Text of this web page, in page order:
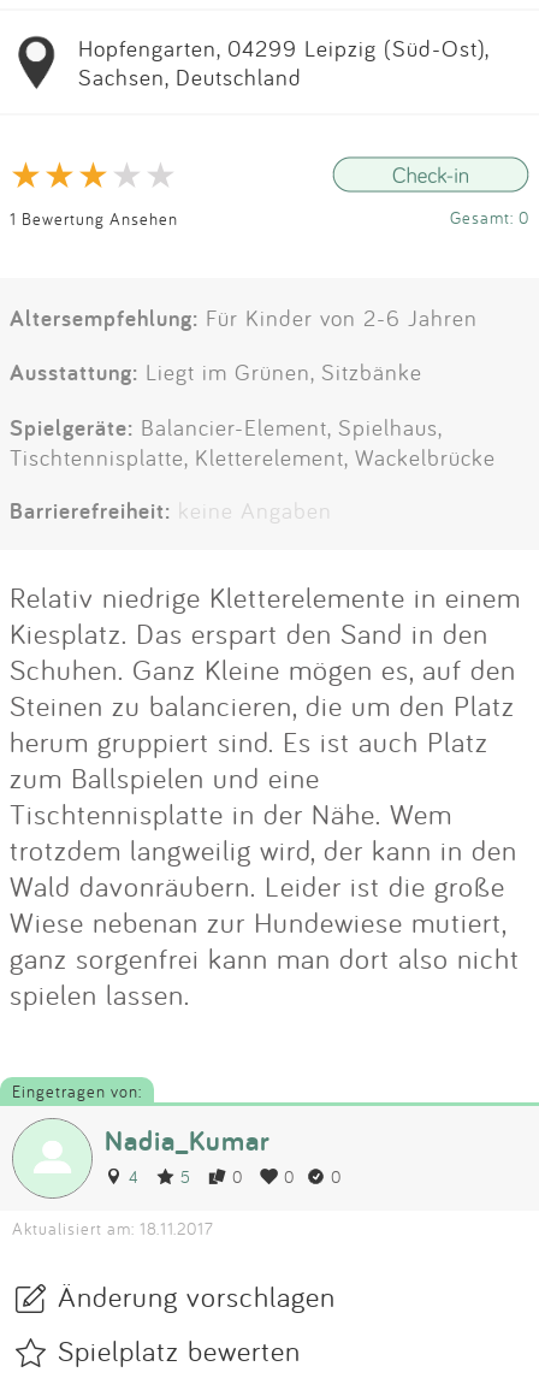
Hopfengarten, 04299 Leipzig (Süd-Ost),
Sachsen, Deutschland
1 Bewertung Ansehen Gesamt: 0
Altersempfehlung: Für Kinder von 2-6 Jahren
Ausstattung: Liegt im Grünen, Sitzbänke
Spielgeräte: Balancier-Element, Spielhaus,
Tischtennisplatte, Kletterelement, Wackelbrücke
Barrierefreiheit: keine Angaben
Relativ niedrige Kletterelemente in einem
Kiesplatz. Das erspart den Sand in den
Schuhen. Ganz Kleine mögen es, auf den
Steinen zu balancieren, die um den Platz
herum gruppiert sind. Es ist auch Platz
zum Ballspielen und eine
Tischtennisplatte in der Nähe. Wem
trotzdem langweilig wird, der kann in den
Wald davonräubern. Leider ist die große
Wiese nebenan zur Hundewiese mutiert,
ganz sorgenfrei kann man dort also nicht
spielen lassen.
Eingetragen von:
Nadia_Kumar
4 5 0 0 0
Aktualisiert am: 18.11.2017
Änderung vorschlagen
Spielplatz bewerten